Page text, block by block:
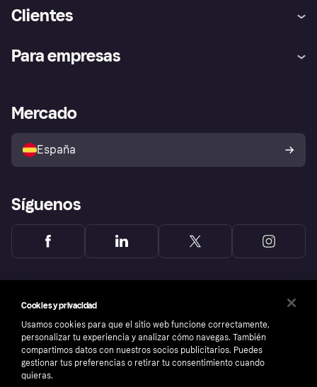
Clientes
Inicio de sesión
Directorio de tiendas
Política de protección al
comprador de Klarna
Reclamaciones
Para empresas
Acceso empresas
Mercado
España
Síguenos
Cookies y privacidad
Usamos cookies para que el sitio web funcione correctamente,
personalizar tu experiencia y analizar cómo navegas. También
compartimos datos con nuestros socios publicitarios. Puedes
gestionar tus preferencias o retirar tu consentimiento cuando
quieras.